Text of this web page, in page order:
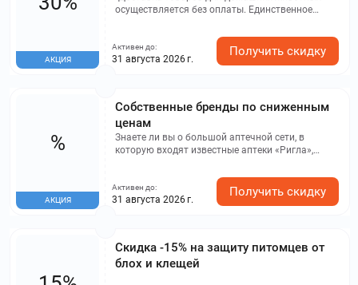
осуществляется без оплаты. Единственное
товары из категории Ветаптека. Скидка до 30% и
предложение Кешбэк до 30% баллами
распространяются на различные товарные
АКЦИЯ
Активен до:
31 августа 2026 г.
Получить скидку
Собственные бренды по сниженным
ценам
Знаете ли вы о большой аптечной сети, в
которую входят известные аптеки «Ригла»,
сети представлены не только аптеки, но и
популярные бренды косметики и витаминов.
Всего выпускается свыше 700 наименований
продукции. Необходимо отметить, что недавно
бренды были отмечены наградами: MeDiva
%
АКЦИЯ
Активен до:
31 августа 2026 г.
Получить скидку
Скидка -15% на защиту питомцев от
блох и клещей